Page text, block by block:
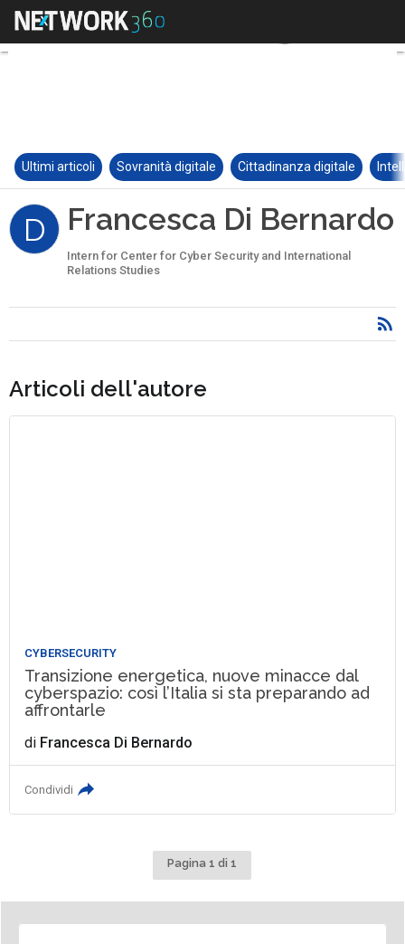
Ultimi articoli Sovranità digitale Cittadinanza digitale
D Francesca Di Bernardo
Intern for Center for Cyber Security and International
Relations Studies
Articoli dell'autore
CYBERSECURITY
Transizione energetica, nuove minacce dal
cyberspazio: così l’Italia si sta preparando ad
affrontarle
di Francesca Di Bernardo
Condividi
Pagina 1 di 1